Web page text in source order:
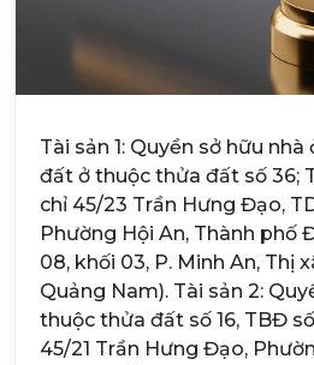
Tài sản 1: Quyền sở hữu
đất ở thuộc thửa đất số 36;
chỉ 45/23 Trần Hưng Đạo,
Phường Hội An, Thành phố
08, khối 03, P. Minh An, Thị
Quảng Nam). Tài sản 2:
thuộc thửa đất số 16, TBĐ
45/21 Trần Hưng Đạo,